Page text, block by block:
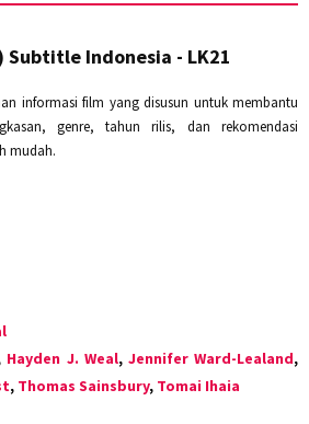
Subtitle Indonesia - LK21
informasi film yang disusun untuk membantu
genre, tahun rilis, dan rekomendasi
mudah.
Hayden J. Weal, Jennifer Ward-Lealand,
, Thomas Sainsbury, Tomai Ihaia